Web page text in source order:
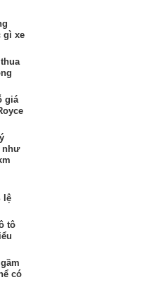
gì xe
giá
như
lệ
tô
có